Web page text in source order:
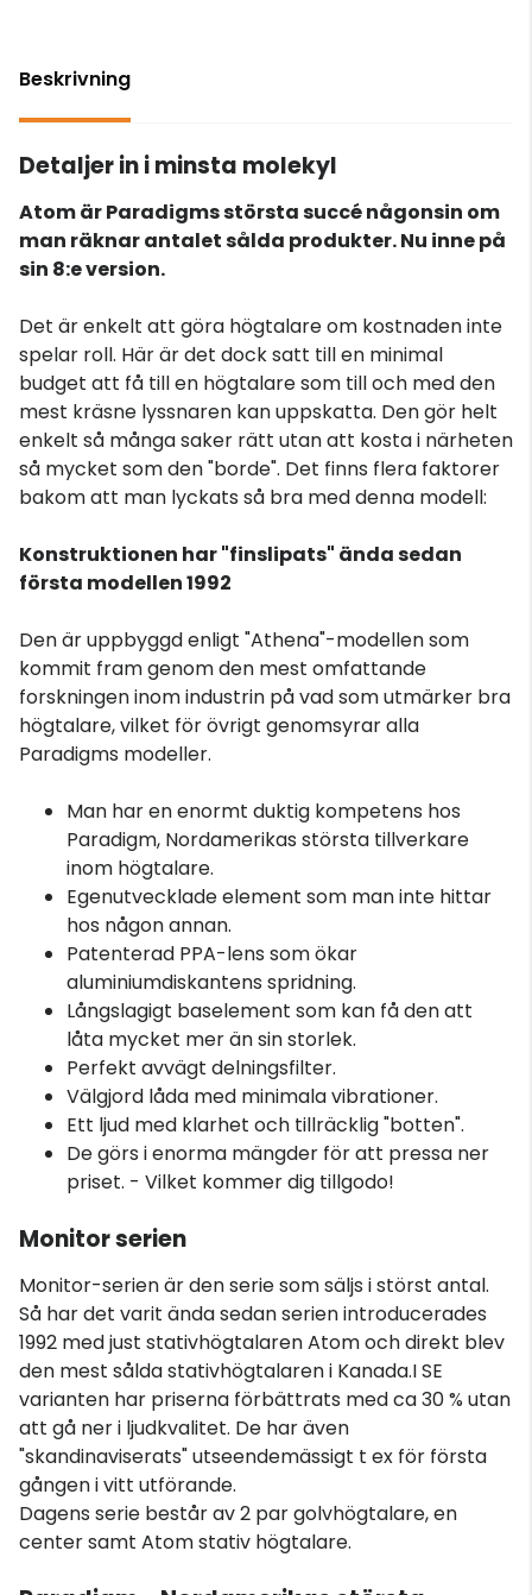
Beskrivning
Detaljer in i minsta molekyl
Atom är Paradigms största succé någonsin om
man räknar antalet sålda produkter. Nu inne på
sin 8:e version.
Det är enkelt att göra högtalare om kostnaden inte
spelar roll. Här är det dock satt till en minimal
budget att få till en högtalare som till och med den
mest kräsne lyssnaren kan uppskatta. Den gör helt
enkelt så många saker rätt utan att kosta i närheten
så mycket som den "borde". Det finns flera faktorer
bakom att man lyckats så bra med denna modell:
Konstruktionen har "finslipats" ända sedan
första modellen 1992
Den är uppbyggd enligt "Athena"-modellen som
kommit fram genom den mest omfattande
forskningen inom industrin på vad som utmärker bra
högtalare, vilket för övrigt genomsyrar alla
Paradigms modeller.
Man har en enormt duktig kompetens hos
Paradigm, Nordamerikas största tillverkare
inom högtalare.
Egenutvecklade element som man inte hittar
hos någon annan.
Patenterad PPA-lens som ökar
aluminiumdiskantens spridning.
Långslagigt baselement som kan få den att
låta mycket mer än sin storlek.
Perfekt avvägt delningsfilter.
Välgjord låda med minimala vibrationer.
Ett ljud med klarhet och tillräcklig "botten".
De görs i enorma mängder för att pressa ner
priset. - Vilket kommer dig tillgodo!
Monitor serien
Monitor-serien är den serie som säljs i störst antal.
Så har det varit ända sedan serien introducerades
1992 med just stativhögtalaren Atom och direkt blev
den mest sålda stativhögtalaren i Kanada.I SE
varianten har priserna förbättrats med ca 30 % utan
att gå ner i ljudkvalitet. De har även
"skandinaviserats" utseendemässigt t ex för första
gången i vitt utförande.
Dagens serie består av 2 par golvhögtalare, en
center samt Atom stativ högtalare.